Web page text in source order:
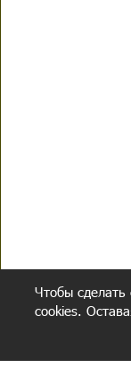
Чтобы сделать
cookies.